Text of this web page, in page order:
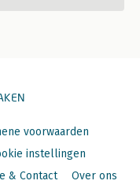
voorwaarden
instellingen
& Contact Over ons